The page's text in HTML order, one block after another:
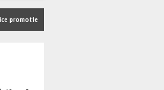
promotie